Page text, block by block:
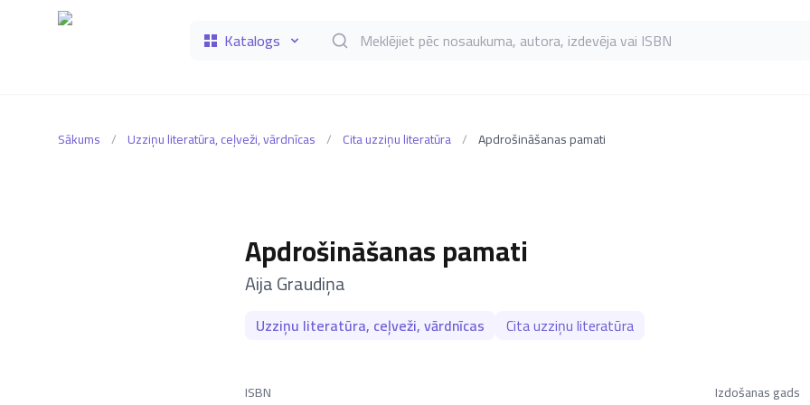
Katalogs Meklēt grāmatas pēc nosaukuma, autora, izdevēja vai ISBN
Sākums / Uzziņu literatūra, ceļveži, vārdnīcas / Cita uzziņu literatūra / Apdrošināšanas pamati
Apdrošināšanas pamati
–
Aija Graudiņa
Uzziņu literatūra, ceļveži, vārdnīcas Cita uzziņu literatūra
ISBN Izdošanas gads